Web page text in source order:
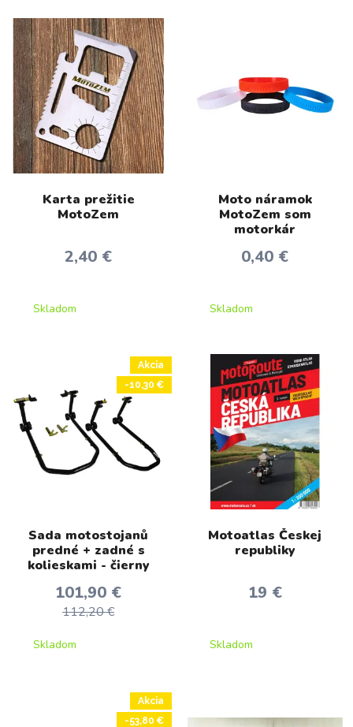
Karta prežitie
MotoZem
2,40 €
Skladom
Moto náramok
MotoZem som
motorkár
0,40 €
Skladom
Akcia
-10,30 €
Sada motostojanů
predné + zadné s
kolieskami - čierny
101,90 €
112,20 €
Skladom
Motoatlas Českej
republiky
19 €
Skladom
Akcia
-53,80 €